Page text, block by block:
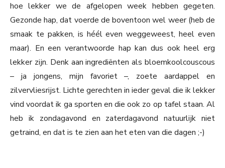
hoe lekker we de afgelopen week hebben gegeten.
Gezonde hap, dat voerde de boventoon wel weer (heb de
smaak te pakken, is héél even weggeweest, heel even
maar). En een verantwoorde hap kan dus ook heel erg
lekker zijn. Denk aan ingrediënten als bloemkoolcouscous
– ja jongens, mijn favoriet –, zoete aardappel en
zilvervliesrijst. Lichte gerechten in ieder geval die ik lekker
vind voordat ik ga sporten en die ook zo op tafel staan. Al
heb ik zondagavond en zaterdagavond natuurlijk niet
getraind, en dat is te zien aan het eten van die dagen ;-)